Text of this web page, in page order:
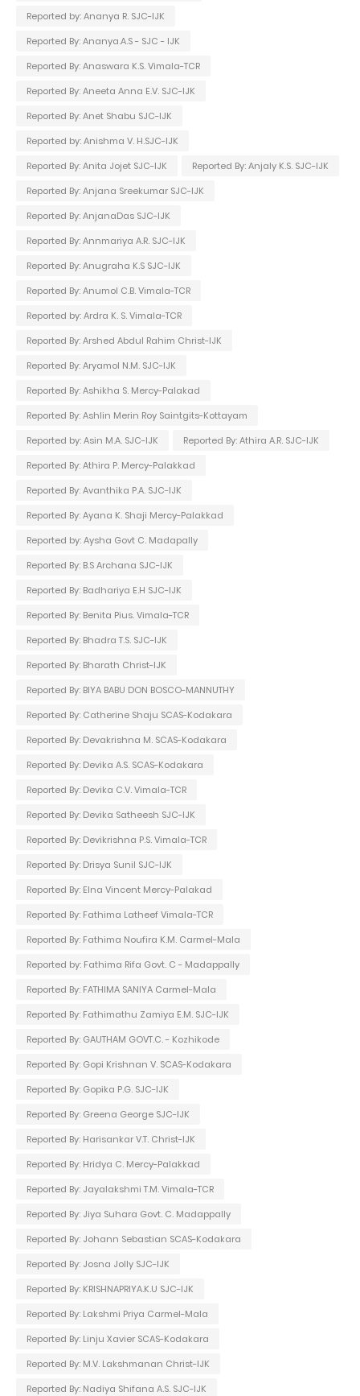
Reported by: Ananya R. SJC-IJK
Reported By: Ananya.A.S - SJC - IJK
Reported By: Anaswara K.S. Vimala-TCR
Reported By: Aneeta Anna E.V. SJC-IJK
Reported By: Anet Shabu SJC-IJK
Reported by: Anishma V. H.SJC-IJK
Reported By: Anita Jojet SJC-IJK
Reported By: Anjaly K.S. SJC-IJK
Reported By: Anjana Sreekumar SJC-IJK
Reported By: AnjanaDas SJC-IJK
Reported By: Annmariya A.R. SJC-IJK
Reported By: Anugraha K.S SJC-IJK
Reported By: Anumol C.B. Vimala-TCR
Reported by: Ardra K. S. Vimala-TCR
Reported By: Arshed Abdul Rahim Christ-IJK
Reported By: Aryamol N.M. SJC-IJK
Reported By: Ashikha S. Mercy-Palakad
Reported By: Ashlin Merin Roy Saintgits-Kottayam
Reported by: Asin M.A. SJC-IJK
Reported By: Athira A.R. SJC-IJK
Reported By: Athira P. Mercy-Palakkad
Reported By: Avanthika P.A. SJC-IJK
Reported By: Ayana K. Shaji Mercy-Palakkad
Reported by: Aysha Govt C. Madapally
Reported By: B.S Archana SJC-IJK
Reported By: Badhariya E.H SJC-IJK
Reported By: Benita Pius. Vimala-TCR
Reported By: Bhadra T.S. SJC-IJK
Reported By: Bharath Christ-IJK
Reported By: BIYA BABU DON BOSCO-MANNUTHY
Reported By: Catherine Shaju SCAS-Kodakara
Reported By: Devakrishna M. SCAS-Kodakara
Reported By: Devika A.S. SCAS-Kodakara
Reported By: Devika C.V. Vimala-TCR
Reported By: Devika Satheesh SJC-IJK
Reported By: Devikrishna P.S. Vimala-TCR
Reported By: Drisya Sunil SJC-IJK
Reported By: Elna Vincent Mercy-Palakad
Reported By: Fathima Latheef Vimala-TCR
Reported By: Fathima Noufira K.M. Carmel-Mala
Reported by: Fathima Rifa Govt. C - Madappally
Reported By: FATHIMA SANIYA Carmel-Mala
Reported By: Fathimathu Zamiya E.M. SJC-IJK
Reported By: GAUTHAM GOVT.C. - Kozhikode
Reported By: Gopi Krishnan V. SCAS-Kodakara
Reported By: Gopika P.G. SJC-IJK
Reported By: Greena George SJC-IJK
Reported By: Harisankar V.T. Christ-IJK
Reported By: Hridya C. Mercy-Palakkad
Reported By: Jayalakshmi T.M. Vimala-TCR
Reported By: Jiya Suhara Govt. C. Madappally
Reported By: Johann Sebastian SCAS-Kodakara
Reported By: Josna Jolly SJC-IJK
Reported By: KRISHNAPRIYA.K.U SJC-IJK
Reported By: Lakshmi Priya Carmel-Mala
Reported By: Linju Xavier SCAS-Kodakara
Reported By: M.V. Lakshmanan Christ-IJK
Reported By: Nadiya Shifana A.S. SJC-IJK